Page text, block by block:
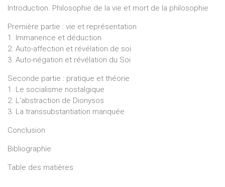
Introduction. Philosophie de la vie et mort de la philosophie
Première partie : vie et représentation
1. Immanence et déduction
2. Auto-affection et révélation de soi
3. Auto-négation et révélation du Soi
Seconde partie : pratique et théorie
1. Le socialisme nostalgique
2. L'abstraction de Dionysos
3. La transsubstantiation manquée
Conclusion
Bibliographie
Table des matières